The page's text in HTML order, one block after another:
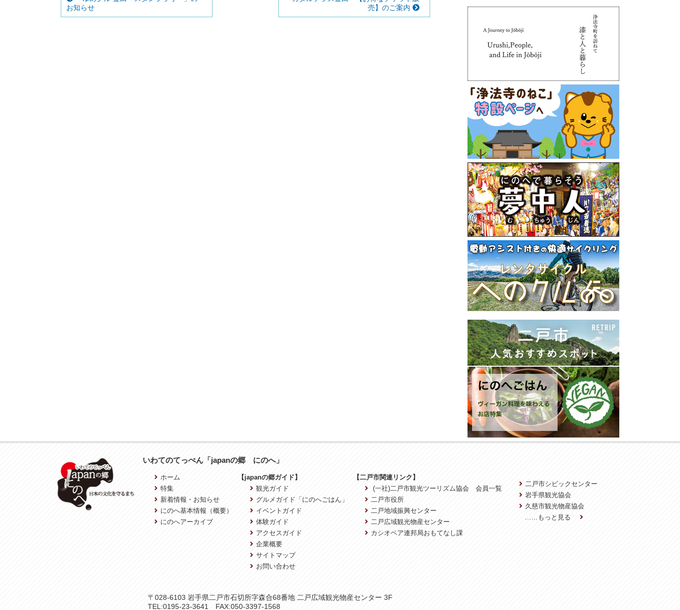
お知らせ
売】のご案内
いわてのてっぺん「japanの郷 にのへ」
ホーム
特集
新着情報・お知らせ
にのへ基本情報（概要）
にのへアーカイブ
【japanの郷ガイド】
観光ガイド
グルメガイド「にのへごはん」
イベントガイド
体験ガイド
アクセスガイド
企業概要
サイトマップ
お問い合わせ
【二戸市関連リンク】
(一社)二戸市観光ツーリズム協会 会員一覧
二戸市役所
二戸地域振興センター
二戸広域観光物産センター
カシオペア連邦局おもてなし課
二戸市シビックセンター
岩手県観光協会
久慈市観光物産協会
……もっと見る
〒028-6103 岩手県二戸市石切所字森合68番地 二戸広域観光物産センター 3F
TEL:0195-23-3641 FAX:050-3397-1568